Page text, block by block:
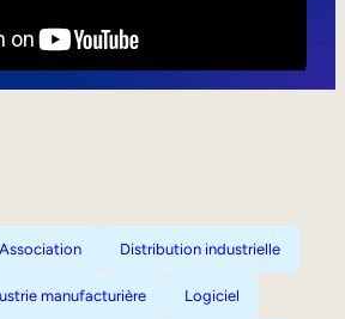
Association Distribution industrielle
manufacturière Logiciel